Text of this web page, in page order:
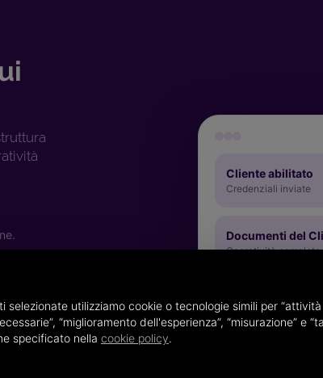
non gestite
messi a disposizione da
Cliente abilitato
Credenziali inviate
Documenti del
Operatività completa
Gestite da te
selezionate utilizziamo cookie o tecnologie simili per “attività
“miglioramento dell'esperienza”, “misurazione” e
specificato nella cookie policy.